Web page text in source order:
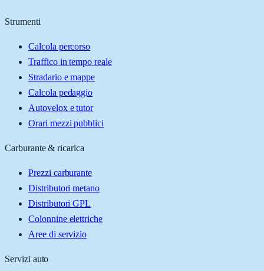
Strumenti
Calcola percorso
Traffico in tempo reale
Stradario e mappe
Calcola pedaggio
Autovelox e tutor
Orari mezzi pubblici
Carburante & ricarica
Prezzi carburante
Distributori metano
Distributori GPL
Colonnine elettriche
Aree di servizio
Servizi auto